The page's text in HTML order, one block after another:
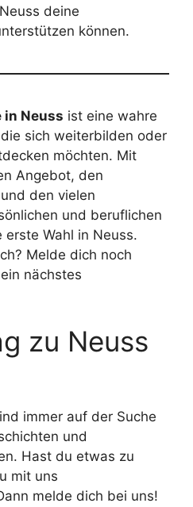
deine
können.
Neuss ist eine wahre
sich weiterbilden oder
möchten. Mit
Angebot, den
den vielen
und beruflichen
Wahl in Neuss.
Melde dich noch
nächstes
zu Neuss
immer auf der Suche
und
Hast du etwas zu
mit uns
melde dich bei uns!